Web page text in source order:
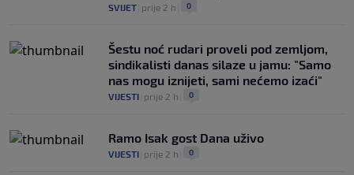
SVIJET prije 2 h 0
Šestu noć rudari proveli pod zemljom,
sindikalisti danas silaze u jamu: "Samo
nas mogu iznijeti, sami nećemo izaći"
VIJESTI prije 2 h 0
Ramo Isak gost Dana uživo
VIJESTI prije 2 h 0